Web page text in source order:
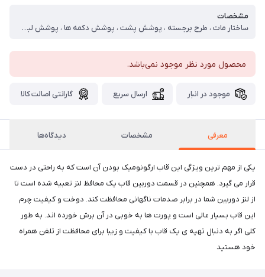
مشخصات
ساختار مات ، طرح برجسته ، پوشش پشت ، پوشش دکمه ها ، پوشش لبه ها ، محافظ لنز دوربین
محصول مورد نظر موجود نمی‌باشد.
موجود در انبار ارسال سریع گارانتی اصالت کالا
معرفی مشخصات دیدگاه‌ها
یکی از مهم ترین ویژگی این قاب ارگونومیک بودن آن است که به راحتی در دست
قرار می گیرد. همچنین در قسمت دوربین قاب یک محافظ لنز تعبیه شده است تا
از لنز دوربین شما در برابر صدمات ناگهانی محافظت کند. دوخت و کیفیت چرم
این قاب بسیار عالی است و پورت ها به خوبی در آن برش خورده اند. به طور
کلی اگر به دنبال تهیه ی یک قاب با کیفیت و زیبا برای محافظت از تلفن همراه
خود هستید